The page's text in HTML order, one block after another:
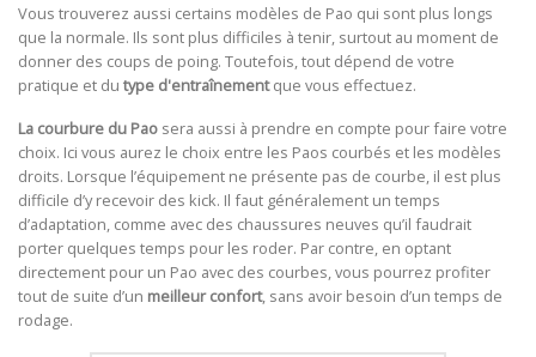
Vous trouverez aussi certains modèles de Pao qui sont plus longs
que la normale. Ils sont plus difficiles à tenir, surtout au moment de
donner des coups de poing. Toutefois, tout dépend de votre
pratique et du type d'entraînementque vous effectuez.
La courbure du Pao sera aussi à prendre en compte pour faire votre
choix. Ici vous aurez le choix entre les Paos courbés et les modèles
droits. Lorsque l’équipement ne présente pas de courbe, il est plus
difficile d’y recevoir des kick. Il faut généralement un temps
d’adaptation, comme avec des chaussures neuves qu’il faudrait
porter quelques temps pour les roder. Par contre, en optant
directement pour un Pao avec des courbes, vous pourrez profiter
tout de suite d’un meilleur confort, sans avoir besoin d’un temps de
rodage.